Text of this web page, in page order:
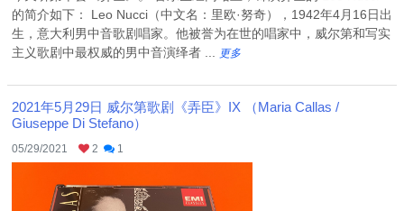
的简介如下： Leo Nucci（中文名：里欧·努奇），1942年4月16日出
生，意大利男中音歌剧唱家。他被誉为在世的唱家中，威尔第和写实
主义歌剧中最权威的男中音演绎者 ...
更多
2021年5月29日 威尔第歌剧《弄臣》IX （Maria Callas /
Giuseppe Di Stefano）
05/29/2021 2 1